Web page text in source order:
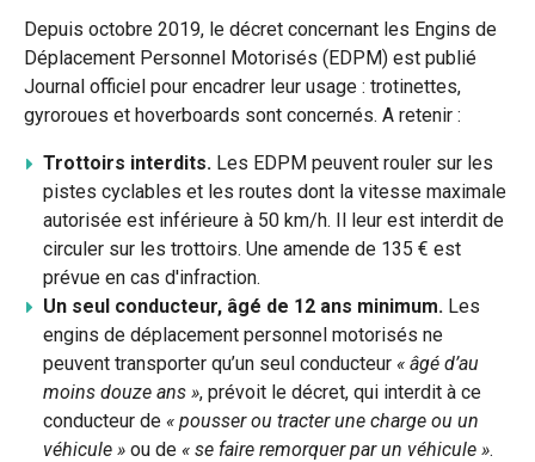
Depuis octobre 2019, le décret concernant les Engins de
Déplacement Personnel Motorisés (EDPM) est publié
Journal officiel pour encadrer leur usage : trotinettes,
gyroroues et hoverboards sont concernés. A retenir :
Trottoirs interdits. Les EDPM peuvent rouler sur les
pistes cyclables et les routes dont la vitesse maximale
autorisée est inférieure à 50 km/h. Il leur est interdit de
circuler sur les trottoirs. Une amende de 135 € est
prévue en cas d'infraction.
Un seul conducteur, âgé de 12 ans minimum. Les
engins de déplacement personnel motorisés ne
peuvent transporter qu’un seul conducteur « âgé d’au
moins douze ans », prévoit le décret, qui interdit à ce
conducteur de « pousser ou tracter une charge ou un
véhicule » ou de « se faire remorquer par un véhicule ».